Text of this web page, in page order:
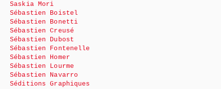
Saskia Mori
Sébastien Boistel
Sébastien Bonetti
Sébastien Creusé
Sébastien Dubost
Sébastien Fontenelle
Sébastien Homer
Sébastien Lourme
Sébastien Navarro
Séditions Graphiques